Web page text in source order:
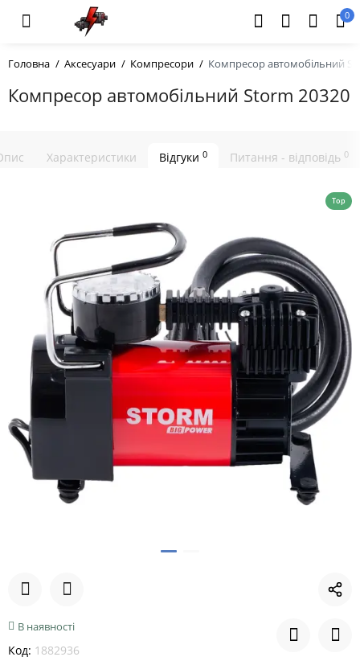
0
Головна Аксесуари Компресори Компресор автомобільний
Компресор автомобільний Storm 20320
Характеристики Відгуки 0 Питання - відповідь 0
Top
В наявності
Код: 1882936